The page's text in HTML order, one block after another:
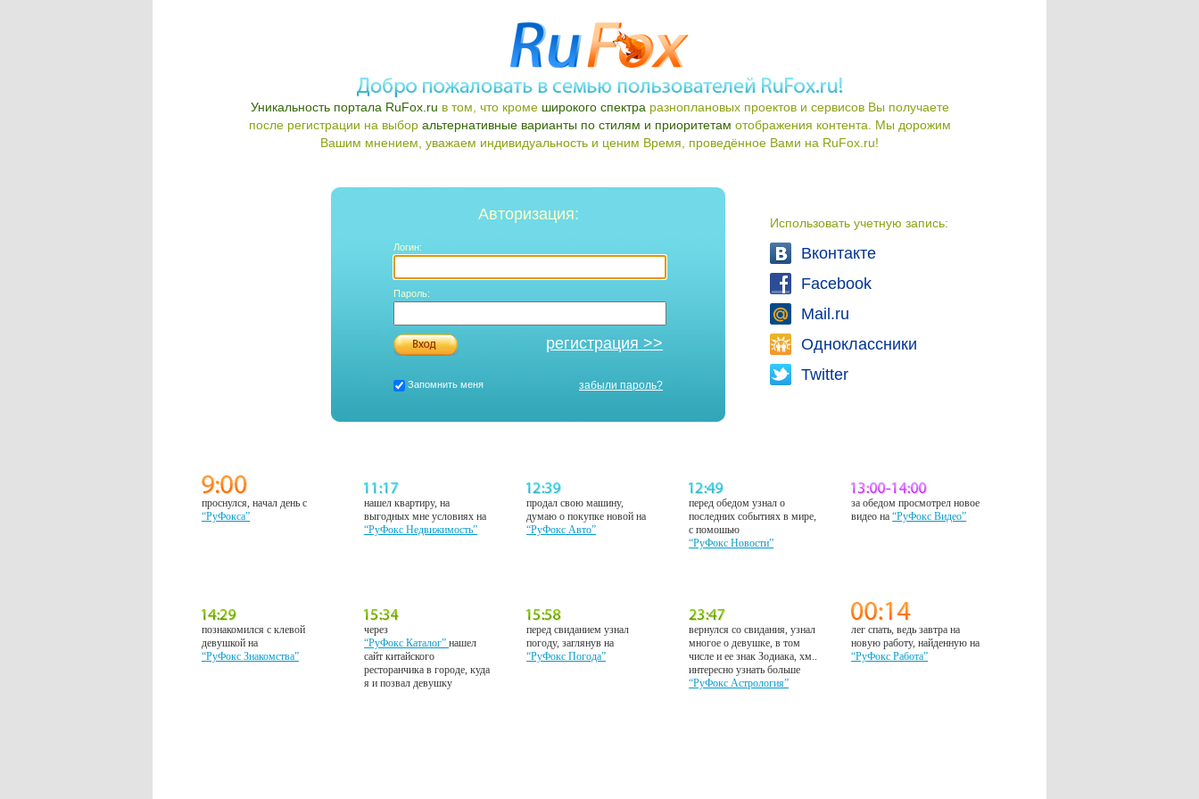
Уникальность портала RuFox.ru в том, что кроме широкого спектра разноплановых проектов и сервисов Вы получаете
после регистрации на выбор альтернативные варианты по стилям и приоритетам отображения контента. Мы дорожим
Вашим мнением, уважаем индивидуальность и ценим Время, проведённое Вами на RuFox.ru!
Использовать учетную запись:
Вконтакте
Facebook
Mail.ru
Одноклассники
Twitter
Авторизация:
Логин:
Пароль:
регистрация >>
Запомнить меня забыли пароль?
проснулся, начал день с
“РуФокса”
нашел квартиру, на
выгодных мне условиях на
“РуФокс Недвижимость”
продал свою машину,
думаю о покупке новой на
“РуФокс Авто”
перед обедом узнал о
последних событиях в мире,
с помошью
“РуФокс Новости”
за обедом просмотрел новое
видео на“РуФокс Видео”
познакомился с клевой
девушкой на
“РуФокс Знакомства”
через
“РуФокс Каталог”нашел
сайт китайского
ресторанчика в городе, куда
я и позвал девушку
перед свиданием узнал
погоду, заглянув на
“РуФокс Погода”
вернулся со свидания, узнал
многое о девушке, в том
числе и ее знак Зодиака, хм..
интересно узнать больше
“РуФокс Астрология”
лег спать, ведь завтра на
новую работу, найденную на
“РуФокс Работа”